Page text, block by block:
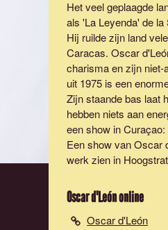
Het veel geplaagde
als 'La Leyenda' de
Hij ruilde zijn land
Caracas. Oscar
charisma en zijn niet-
uit 1975 is een
Zijn staande bas laat
hebben niets aan
een show in
Een show van Oscar
werk zien in
Oscar d'Leónonline
Oscar d'León